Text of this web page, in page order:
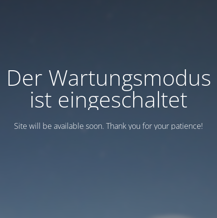
Der Wartungsmodus
ist eingeschaltet
Site will be available soon. Thank you for your patience!